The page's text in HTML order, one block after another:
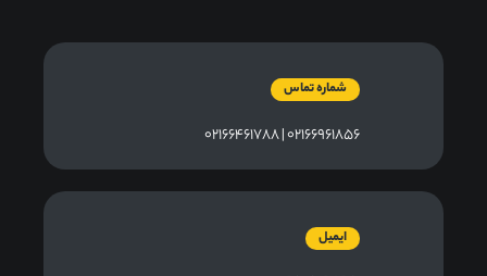
شماره تماس
۰۲۱۶۶۹۶۱۸۵۶ | ۰۲۱۶۶۴۶۱۷۸۸
ایمیل